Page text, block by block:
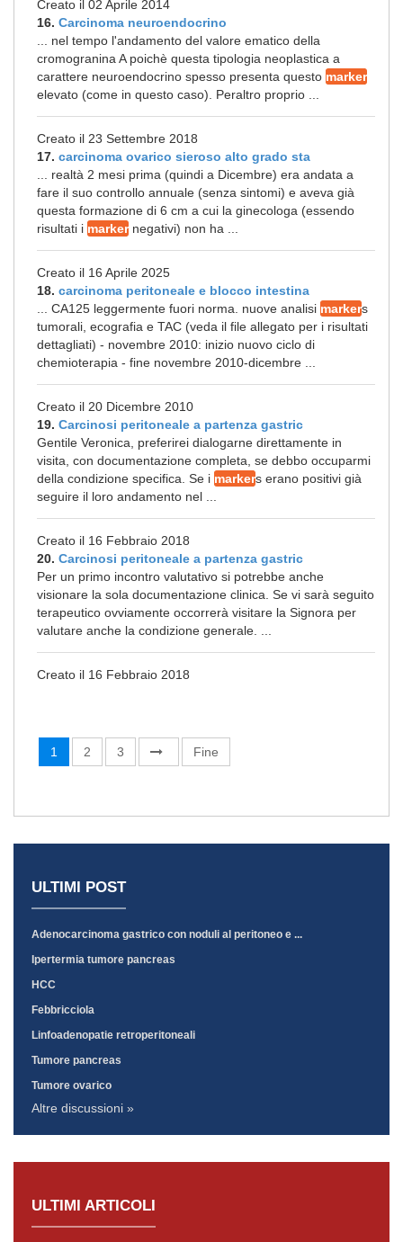
Creato il 02 Aprile 2014
16. Carcinoma neuroendocrino
... nel tempo l'andamento del valore ematico della
cromogranina A poichè questa tipologia neoplastica a
carattere neuroendocrino spesso presenta questo marker
elevato (come in questo caso). Peraltro proprio ...
Creato il 23 Settembre 2018
17. carcinoma ovarico sieroso alto grado sta
... realtà 2 mesi prima (quindi a Dicembre) era andata a
fare il suo controllo annuale (senza sintomi) e aveva già
questa formazione di 6 cm a cui la ginecologa (essendo
risultati i marker negativi) non ha ...
Creato il 16 Aprile 2025
18. carcinoma peritoneale e blocco intestina
... CA125 leggermente fuori norma. nuove analisi markers
tumorali, ecografia e TAC (veda il file allegato per i risultati
dettagliati) - novembre 2010: inizio nuovo ciclo di
chemioterapia - fine novembre 2010-dicembre ...
Creato il 20 Dicembre 2010
19. Carcinosi peritoneale a partenza gastric
Gentile Veronica, preferirei dialogarne direttamente in
visita, con documentazione completa, se debbo occuparmi
della condizione specifica. Se i markers erano positivi già
seguire il loro andamento nel ...
Creato il 16 Febbraio 2018
20. Carcinosi peritoneale a partenza gastric
Per un primo incontro valutativo si potrebbe anche
visionare la sola documentazione clinica. Se vi sarà seguito
terapeutico ovviamente occorrerà visitare la Signora per
valutare anche la condizione generale. ...
Creato il 16 Febbraio 2018
1 2 3 Fine
ULTIMI POST
Adenocarcinoma gastrico con noduli al peritoneo e ...
Ipertermia tumore pancreas
HCC
Febbricciola
Linfoadenopatie retroperitoneali
Tumore pancreas
Tumore ovarico
Altre discussioni »
ULTIMI ARTICOLI